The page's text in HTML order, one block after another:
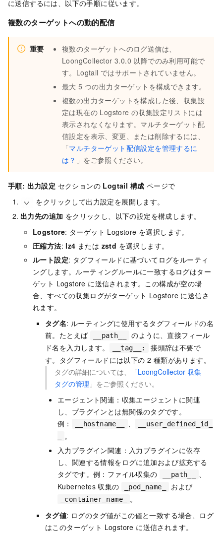
に送信するには、以下の手順に従います。
複数のターゲットへの動的配信
重要
複数のターゲットへのログ送信は、
LoongCollector 3.0.0 以降でのみ利用可能で
す。Logtail ではサポートされていません。
最大 5 つの出力ターゲットを構成できます。
複数の出力ターゲットを構成した後、収集設
定は現在の Logstore の収集設定リストには
表示されなくなります。マルチターゲット配
信設定を表示、変更、または削除するには、
「マルチターゲット配信設定を管理するに
は？ 」をご参照ください。
手順: 出力設定 セクションの Logtail 構成 ページで
をクリックして出力設定を展開します。
出力先の追加 をクリックし、以下の設定を構成します。
Logstore: ターゲット Logstore を選択します。
圧縮方法: lz4 または zstd を選択します。
ルート設定: タグフィールドに基づいてログをルーティ
ングします。ルーティングルールに一致するログはター
ゲット Logstore に送信されます。この構成が空の場
合、すべての収集ログがターゲット Logstore に送信さ
れます。
タグ名: ルーティングに使用するタグフィールドの名
前。たとえば
__path__
のように、直接フィール
ド名を入力します。
__tag__:
接頭辞は不要で
す。タグフィールドには以下の 2 種類があります。
タグの詳細については、「LoongCollector 収集
タグの管理 」をご参照ください。
エージェント関連：収集エージェントに関連
し、プラグインとは無関係のタグです。
例：
__hostname__ 、
__user_defined_id_
。
入力プラグイン関連：入力プラグインに依存
し、関連する情報をログに追加および拡充する
タグです。例：ファイル収集の
__path__
、
Kubernetes 収集の
_pod_name_ および
_container_name_
。
タグ値: ログのタグ値がこの値と一致する場合、ログ
はこのターゲット Logstore に送信されます。